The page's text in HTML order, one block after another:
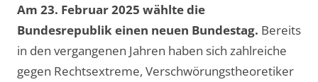
Am 23. Februar 2025 wählte die
Bundesrepublik einen neuen Bundestag. Bereits
in den vergangenen Jahren haben sich zahlreiche
gegen Rechtsextreme, Verschwörungstheoretiker